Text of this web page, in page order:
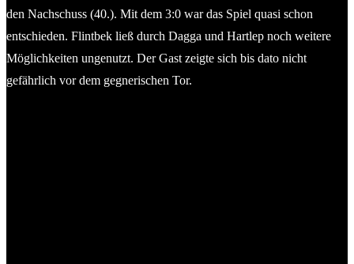
den Nachschuss (40.). Mit dem 3:0 war das Spiel quasi schon
entschieden. Flintbek ließ durch Dagga und Hartlep noch weitere
Möglichkeiten ungenutzt. Der Gast zeigte sich bis dato nicht
gefährlich vor dem gegnerischen Tor.